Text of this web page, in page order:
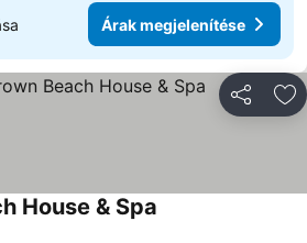
Árak megjelenítése
House & Spa